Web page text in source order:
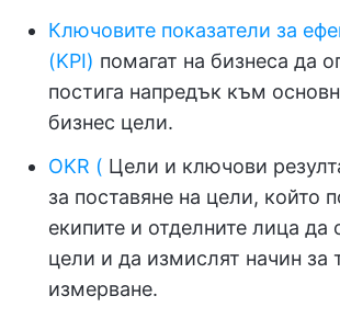
Ключовите показатели за
(KPI) помагат на бизнеса да
постига напредък към
бизнес цели.
OKR ( Цели и ключови
за поставяне на цели, който
екипите и отделните лица да
цели и да измислят начин за
измерване.